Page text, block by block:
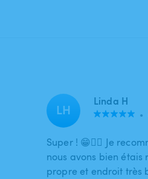
LH Linda H
•
Super ! 😁👍🏻 Je
nous avons bien
propre et endroit très